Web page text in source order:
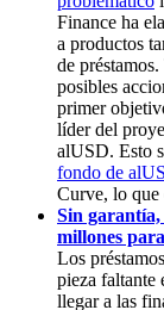
Finance ha
a productos
de
posibles
primer
líder del
alUSD. Esto
fondo de
Curve, lo que
Sin
millones
Los
pieza faltante
llegar a las